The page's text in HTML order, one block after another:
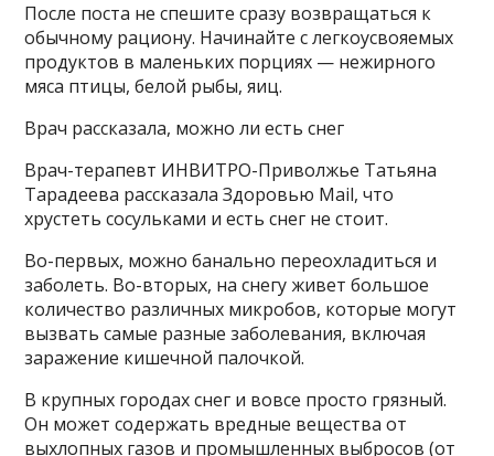
После поста не спешите сразу возвращаться к
обычному рациону. Начинайте с легкоусвояемых
продуктов в маленьких порциях — нежирного
мяса птицы, белой рыбы, яиц.
Врач рассказала, можно ли есть снег
Врач-терапевт ИНВИТРО-Приволжье Татьяна
Тарадеева рассказала Здоровью Mail, что
хрустеть сосульками и есть снег не стоит.
Во-первых, можно банально переохладиться и
заболеть. Во-вторых, на снегу живет большое
количество различных микробов, которые могут
вызвать самые разные заболевания, включая
заражение кишечной палочкой.
В крупных городах снег и вовсе просто грязный.
Он может содержать вредные вещества от
выхлопных газов и промышленных выбросов (от